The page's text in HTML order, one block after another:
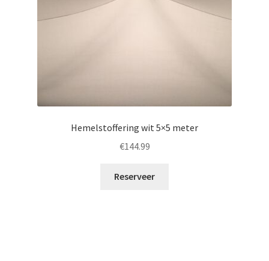
Hemelstoffering wit 5×5 meter
€144.99
Reserveer